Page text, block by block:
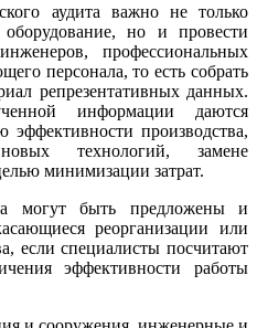
аудита важно не только
но и провести
профессиональных
персонала, то есть собрать
репрезентативных данных.
информации даются
производства,
технологий, замене
минимизации затрат.
могут быть предложены и
реорганизации или
если специалисты посчитают
эффективности работы